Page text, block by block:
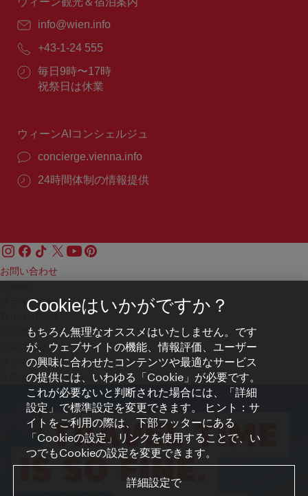
E
ー
ル：
info@wien.info
電
番
号：
+43-1-24 555
営
業
毎日9時〜17時
祝祭日は休業
ウィーンAIコンシェルジュ
concierge.vienna.info
24時間体制の情報提供
お問い合わせ
プライバシーポリシー
アクセシビリティ
プレス連絡先
クッキーの設定
© Copyright WienTourismus
Cookieはいかがですか？
もちろん無理なオススメはいたしません。です
が、ウェブサイトの機能、情報評価、ユーザー
の興味に合わせたコンテンツや最適なサービス
の提供には、いわゆる「Cookie」が必要です。
これが必要ないと判断された場合には、「詳細
設定」で標準設定を変更できます。 ヒント：サ
イトをご利用の際は、下部フッターにある
「Cookieの設定」リンクを使用することで、い
つでもCookieの設定を変更できます。
詳細設定で